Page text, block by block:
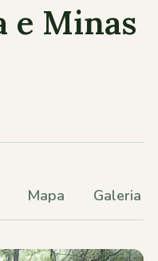
e Minas
Mapa Galeria